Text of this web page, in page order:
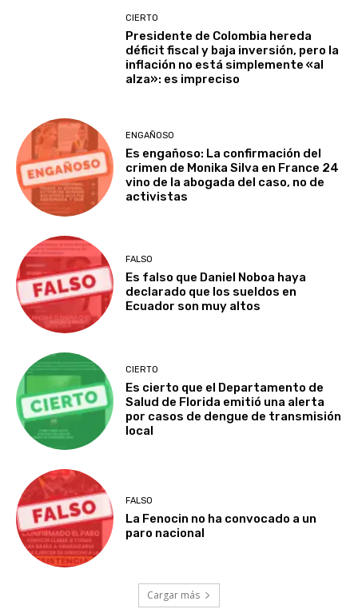
CIERTO
Presidente de Colombia hereda
déficit fiscal y baja inversión, pero la
inflación no está simplemente «al
alza»: es impreciso
ENGAÑOSO
Es engañoso: La confirmación del
crimen de Monika Silva en France 24
vino de la abogada del caso, no de
activistas
FALSO
Es falso que Daniel Noboa haya
declarado que los sueldos en
Ecuador son muy altos
CIERTO
Es cierto que el Departamento de
Salud de Florida emitió una alerta
por casos de dengue de transmisión
local
FALSO
La Fenocin no ha convocado a un
paro nacional
Cargar más